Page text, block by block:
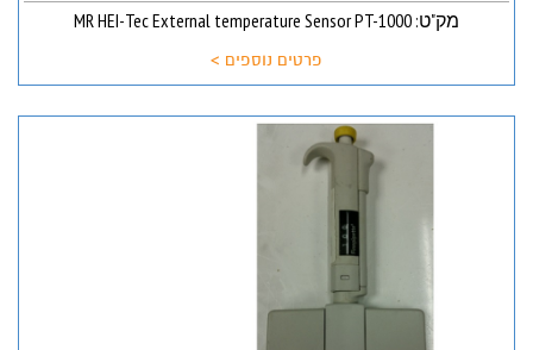
מק"ט: MR HEI-Tec External temperature Sensor PT-1000
פרטים נוספים >